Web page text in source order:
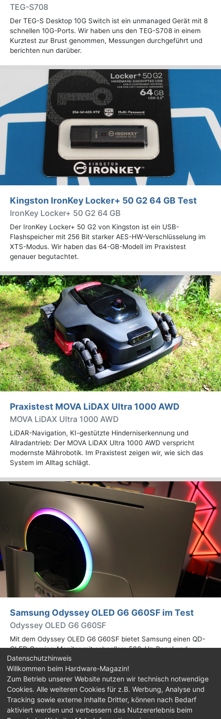
TEG-S708
Der TEG-S Desktop 10G Switch ist ein unmanaged Gerät mit 8
schnellen 10G-Ports. Wir haben uns den TEG-S708 in einem
Kurztest zur Brust genommen, Messungen durchgeführt und
berichten nun darüber.
Kingston IronKey Locker+ 50 G2 64 GB Test
IronKey Locker+ 50 G2 64 GB
Der IronKey Locker+ 50 G2 von Kingston ist ein USB-
Flashspeicher mit 256 Bit starker AES-HW-Verschlüsselung im
XTS-Modus. Wir haben das 64-GB-Modell im Praxistest
genauer begutachtet.
Praxistest MOVA LiDAX Ultra 1000 AWD
MOVA LiDAX Ultra 1000 AWD
LiDAR-Navigation, KI-gestützte Hinderniserkennung und
Allradantrieb: Der MOVA LiDAX Ultra 1000 AWD verspricht
modernste Mährobotik. Im Praxistest zeigen wir, wie sich das
System im Alltag schlägt.
Samsung Odyssey OLED G6 G60SF im Test
Odyssey OLED G6 G60SF
Mit dem Odyssey OLED G6 G60SF bietet Samsung einen QD-
OLED Gaming-Monitor mit schnellem 500-Hz-Panel und
WQHD-Auflösung an. Wir haben den 27 Zoll großen Monitor auf
Herz und Nieren geprüft.
Impressum| Kontakt |Jobs |Datenschutz |
Consent‑Einstellungen |Haftungsausschluss
Datenschutzhinweis
Willkommen beim Hardware-Magazin!
Zum Betrieb unserer Website nutzen wir technisch notwendige
Cookies. Alle weiteren Cookies für z.B. Werbung, Analyse und
Tracking sowie externe Inhalte Dritter, können nach Bedarf
aktiviert werden und verbessern das Nutzererlebnis beim